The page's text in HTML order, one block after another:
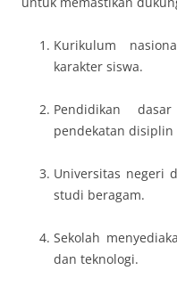
Kurikulum
karakter siswa.
Pendidikan
pendekatan
Universitas negeri
studi beragam.
Sekolah
dan teknologi.